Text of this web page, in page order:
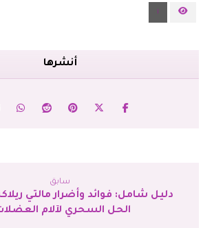
١
سابق
دليل شامل: فوائد وأضرار مالتي
الحل السحري لآلام